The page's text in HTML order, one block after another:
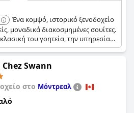
Ένα κομψό, ιστορικό ξενοδοχείο
μοναδικά διακοσμημένες σουίτες.
του γοητεία, την υπηρεσία
την προσεκτική, εξατομικευμένη
Swann
στο Μόντρεαλ